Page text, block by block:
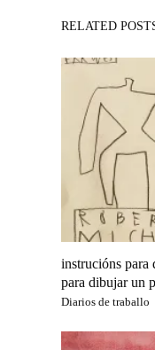
RELATED
instrucións para
para dibujar un
Diarios de traballo